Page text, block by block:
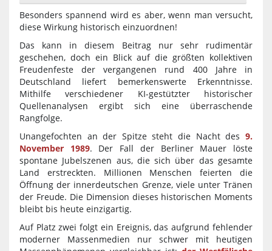
Besonders spannend wird es aber, wenn man versucht,
diese Wirkung historisch einzuordnen!
Das kann in diesem Beitrag nur sehr rudimentär
geschehen, doch ein Blick auf die größten kollektiven
Freudenfeste der vergangenen rund 400 Jahre in
Deutschland liefert bemerkenswerte Erkenntnisse.
Mithilfe verschiedener KI-gestützter historischer
Quellenanalysen ergibt sich eine überraschende
Rangfolge.
Unangefochten an der Spitze steht die Nacht des 9.
November 1989. Der Fall der Berliner Mauer löste
spontane Jubelszenen aus, die sich über das gesamte
Land erstreckten. Millionen Menschen feierten die
Öffnung der innerdeutschen Grenze, viele unter Tränen
der Freude. Die Dimension dieses historischen Moments
bleibt bis heute einzigartig.
Auf Platz zwei folgt ein Ereignis, das aufgrund fehlender
moderner Massenmedien nur schwer mit heutigen